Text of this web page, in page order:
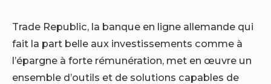
Trade Republic, la banque en ligne allemande qui
fait la part belle aux investissements comme à
l’épargne à forte rémunération, met en œuvre un
ensemble d’outils et de solutions capables de